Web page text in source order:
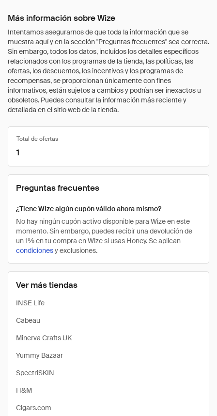
Más información sobre Wize
Intentamos asegurarnos de que toda la información que se
muestra aquí y en la sección "Preguntas frecuentes" sea correcta.
Sin embargo, todos los datos, incluidos los detalles específicos
relacionados con los programas de la tienda, las políticas, las
ofertas, los descuentos, los incentivos y los programas de
recompensas, se proporcionan únicamente con fines
informativos, están sujetos a cambios y podrían ser inexactos u
obsoletos. Puedes consultar la información más reciente y
detallada en el sitio web de la tienda.
Ver más tiendas
INSE Life
Cabeau
Minerva Crafts UK
Yummy Bazaar
SpectriSKIN
H&M
Cigars.com
Total de ofertas
1
Preguntas frecuentes
¿Tiene Wize algún cupón válido ahora mismo?
No hay ningún cupón activo disponible para Wize en este
momento. Sin embargo, puedes recibir una devolución de
un 1% en tu compra en Wize si usas Honey. Se aplican
condicionesy exclusiones.